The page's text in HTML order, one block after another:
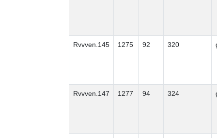
Rvvven.145 1275 92 320
Rvvven.147 1277 94 324